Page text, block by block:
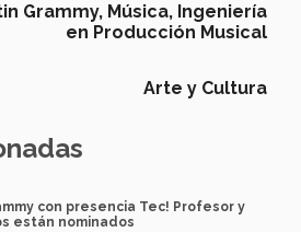
Grammy, Música, Ingeniería
en Producción Musical
Arte y Cultura
con presencia Tec! Profesor y
están nominados